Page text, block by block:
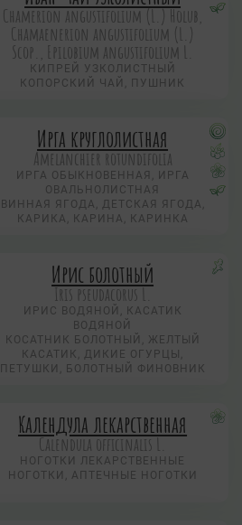
Chamerion angustifolium (L.) Holub,
Chamaenerion angustifolium (L.)
Scop., Epilobium angustifolium L.
КИПРЕЙ УЗКОЛИСТНЫЙ
КОПОРСКИЙ ЧАЙ, ПУШНИК
Ирга круглолистная
Amelanchier rotundifolia
ИРГА ОБЫКНОВЕННАЯ, ИРГА
ОВАЛЬНОЛИСТНАЯ
ВИННАЯ ЯГОДА, ДЕТСКАЯ ЯГОДА,
КАРИКА, КАРИНА, КАРИНКА
Ирис болотный
Iris pseudacorus L.
ИРИС ВОДЯНОЙ, КАСАТИК
ВОДЯНОЙ
КОСАТНИК БОЛОТНЫЙ, ЖЕЛТЫЙ
КАСАТИК, ДИКИЕ ОГУРЦЫ,
ПЕТУШКИ, БОЛОТНЫЙ ФИНОВНИК
Календула лекарственная
Calendula officinalis L.
НОГОТКИ ЛЕКАРСТВЕННЫЕ
НОГОТКИ, АПТЕЧНЫЕ НОГОТКИ